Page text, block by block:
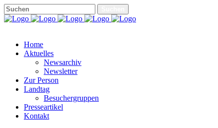
Home
Aktuelles
Newsarchiv
Newsletter
Zur Person
Landtag
Besuchergruppen
Presseartikel
Kontakt